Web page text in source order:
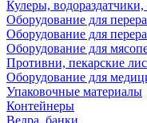
Кулеры,
Оборудование для
Оборудование для
Оборудование для
Противни, пекарские
Оборудование для
Упаковочные материалы
Контейнеры
Ведра, банки